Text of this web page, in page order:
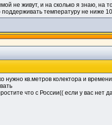
не живут, и на сколько я знаю,
температуру не ниже
нужно кв.метров колектора и
что с России(( если у вас